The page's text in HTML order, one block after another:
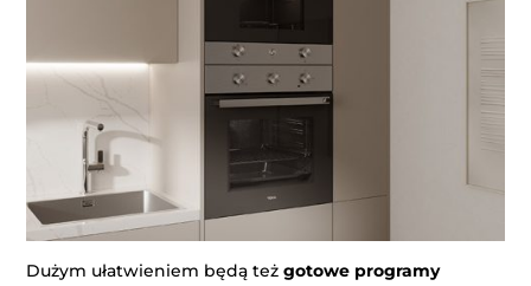
Dużym ułatwieniem będą teżgotowe programy